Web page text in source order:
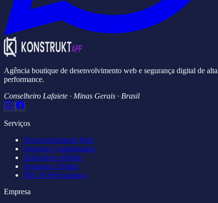
Agência boutique de desenvolvimento web e segurança digital de alta
performance.
Conselheiro Lafaiete · Minas Gerais · Brasil
Serviços
Desenvolvimento Web
Sistemas Customizados
Aplicativos Mobile
Segurança Digital
SEO & Performance
Empresa